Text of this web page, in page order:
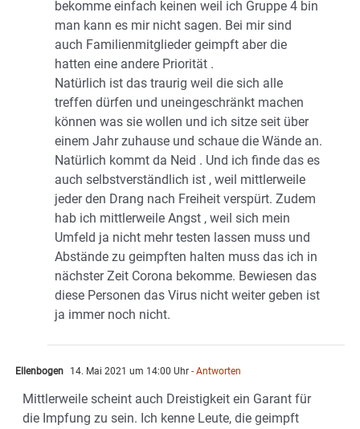
bekomme einfach keinen weil ich Gruppe 4 bin
man kann es mir nicht sagen. Bei mir sind
auch Familienmitglieder geimpft aber die
hatten eine andere Priorität .
Natürlich ist das traurig weil die sich alle
treffen dürfen und uneingeschränkt machen
können was sie wollen und ich sitze seit über
einem Jahr zuhause und schaue die Wände an.
Natürlich kommt da Neid . Und ich finde das es
auch selbstverständlich ist , weil mittlerweile
jeder den Drang nach Freiheit verspürt. Zudem
hab ich mittlerweile Angst , weil sich mein
Umfeld ja nicht mehr testen lassen muss und
Abstände zu geimpften halten muss das ich in
nächster Zeit Corona bekomme. Bewiesen das
diese Personen das Virus nicht weiter geben ist
ja immer noch nicht.
Ellenbogen 14. Mai 2021 um 14:00 Uhr - Antworten
Mittlerweile scheint auch Dreistigkeit ein Garant für
die Impfung zu sein. Ich kenne Leute, die geimpft